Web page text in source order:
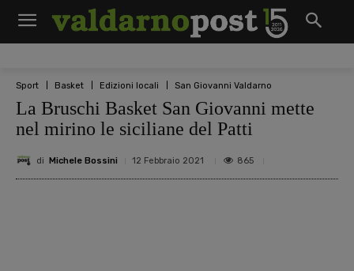
Sport Basket Edizioni locali San Giovanni Valdarno
La Bruschi Basket San Giovanni mette
nel mirino le siciliane del Patti
di Michele Bossini 12 Febbraio 2021 865